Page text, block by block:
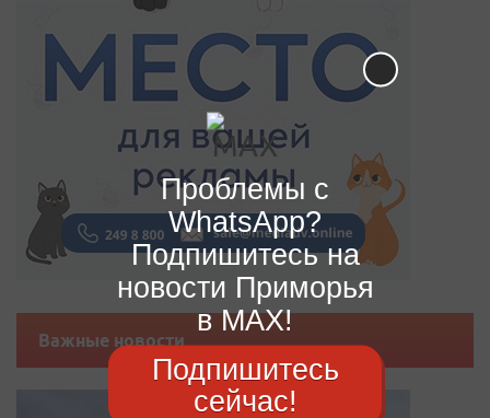
Важные новости
Проблемы с
WhatsApp?
Подпишитесь на
новости Приморья
в MAX!
Подпишитесь
сейчас!